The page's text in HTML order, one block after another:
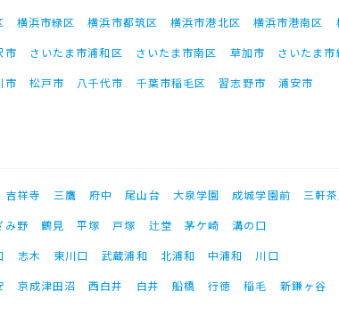
横浜市緑区 横浜市都筑区 横浜市港北区 横浜市港南区
市 さいたま市浦和区 さいたま市南区 草加市 さいたま市
市 松戸市 八千代市 千葉市稲毛区 習志野市 浦安市
吉祥寺 三鷹 府中 尾山台 大泉学園 成城学園前 三軒
み野 鶴見 平塚 戸塚 辻堂 茅ケ崎
溝の口
志木 東川口 武蔵浦和 北浦和 中浦和
川口
京成津田沼 西白井 白井 船橋 行徳 稲毛 新鎌ヶ谷